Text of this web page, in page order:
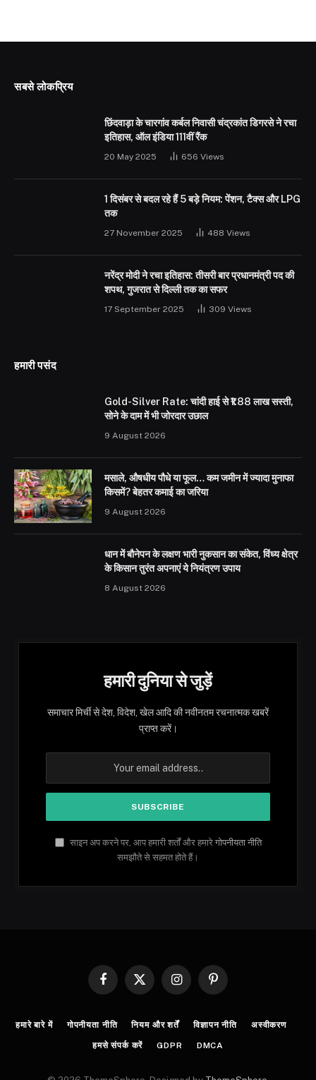
सबसे लोकप्रिय
छिंदवाड़ा के चारगांव कर्बल निवासी चंद्रकांत डिगरसे ने रचा
इतिहास, ऑल इंडिया 111वीं रैंक
20 May 2025 656 Views
1 दिसंबर से बदल रहे हैं 5 बड़े नियम: पेंशन, टैक्स और LPG
तक
27 November 2025 488 Views
नरेंद्र मोदी ने रचा इतिहास: तीसरी बार प्रधानमंत्री पद की
शपथ, गुजरात से दिल्ली तक का सफर
17 September 2025 309 Views
हमारी पसंद
Gold-Silver Rate: चांदी हाई से ₹1.88 लाख सस्ती,
सोने के दाम में भी जोरदार उछाल
9 August 2026
मसाले, औषधीय पौधे या फूल… कम जमीन में ज्यादा मुनाफा
किसमें? बेहतर कमाई का जरिया
9 August 2026
धान में बौनेपन के लक्षण भारी नुकसान का संकेत, विंध्य क्षेत्र
के किसान तुरंत अपनाएं ये नियंत्रण उपाय
8 August 2026
हमारी दुनिया से जुड़ें
समाचार मिर्ची से देश, विदेश, खेल आदि की नवीनतम रचनात्मक खबरें
प्राप्त करें।
साइन अप करने पर, आप हमारी शर्तों और हमारे गोपनीयता नीति
समझौते से सहमत होते हैं।
Facebook
X
InstagramPinterest
हमारे बारे में गोपनीयता नीति नियम और शर्तें विज्ञापन नीति अस्वीकरण
हमसे संपर्क करें GDPR DMCA